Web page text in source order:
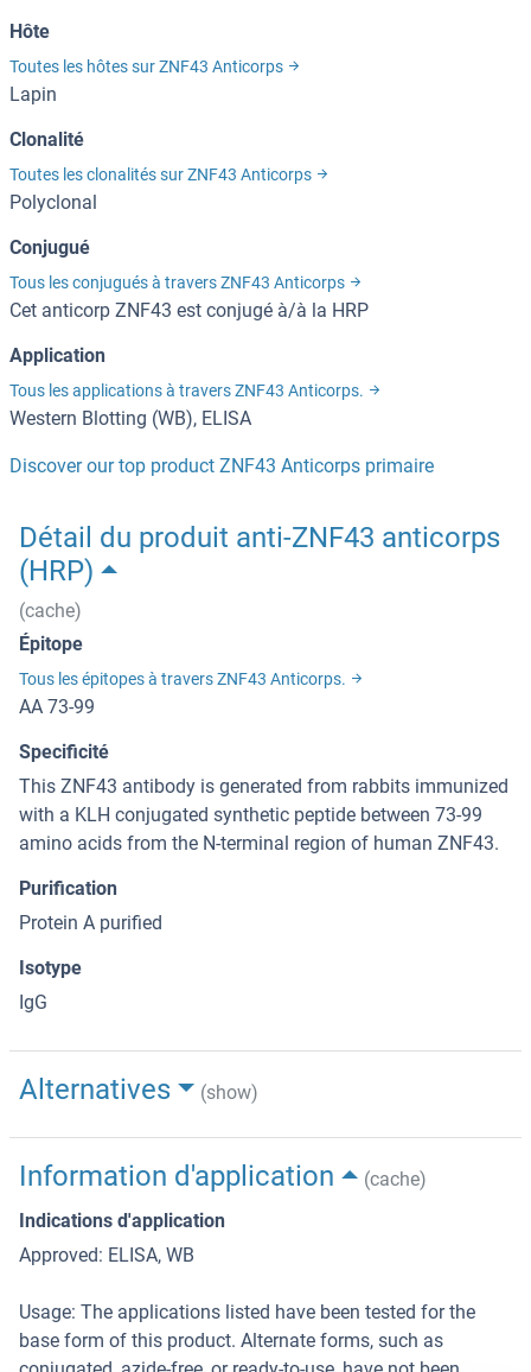
Hôte
Toutes les hôtes sur ZNF43 Anticorps
Lapin
Clonalité
Toutes les clonalités sur ZNF43 Anticorps
Polyclonal
Conjugué
Tous les conjugués à travers ZNF43 Anticorps
Cet anticorp ZNF43 est conjugé à/à la HRP
Application
Tous les applications à travers ZNF43 Anticorps.
Western Blotting (WB), ELISA
Discover our top product ZNF43 Anticorps primaire
Détail du produit anti-ZNF43 anticorps
(HRP)
(cache)
Épitope
Tous les épitopes à travers ZNF43 Anticorps.
AA 73-99
Specificité
This ZNF43 antibody is generated from rabbits immunized
with a KLH conjugated synthetic peptide between 73-99
amino acids from the N-terminal region of human ZNF43.
Purification
Protein A purified
Isotype
IgG
Alternatives (show)
Information d'application
(cache)
Indications d'application
Approved: ELISA, WB
Usage: The applications listed have been tested for the
base form of this product. Alternate forms, such as